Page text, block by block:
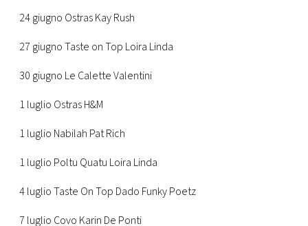
24 giugno Ostras Kay Rush
27 giugno Taste on Top Loira Linda
30 giugno Le Calette Valentini
1 luglio Ostras H&M
1 luglio Nabilah Pat Rich
1 luglio Poltu Quatu Loira Linda
4 luglio Taste On Top Dado Funky Poetz
7 luglio Covo Karin De Ponti